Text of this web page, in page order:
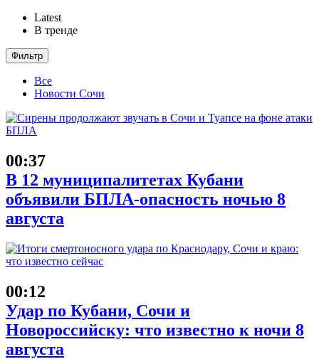
Latest
В тренде
Фильтр
Все
Новости Сочи
00:37
В 12 муниципалитетах Кубани
объявили БПЛА-опасность ночью 8
августа
00:12
Удар по Кубани, Сочи и
Новороссийску: что известно к ночи 8
августа